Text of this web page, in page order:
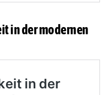
in der modernen